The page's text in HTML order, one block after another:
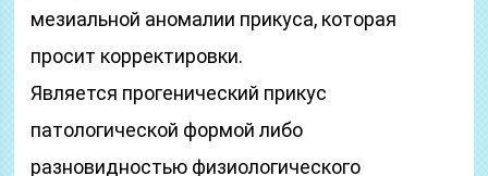
мезиальной аномалии прикуса, которая
просит корректировки.
Является прогенический прикус
патологической формой либо
разновидностью физиологического